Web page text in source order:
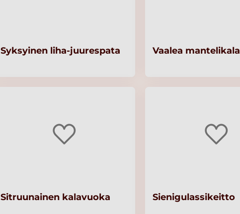
Syksyinen liha-juurespata Vaalea mantelikala
Sitruunainen kalavuoka Sienigulassikeitto